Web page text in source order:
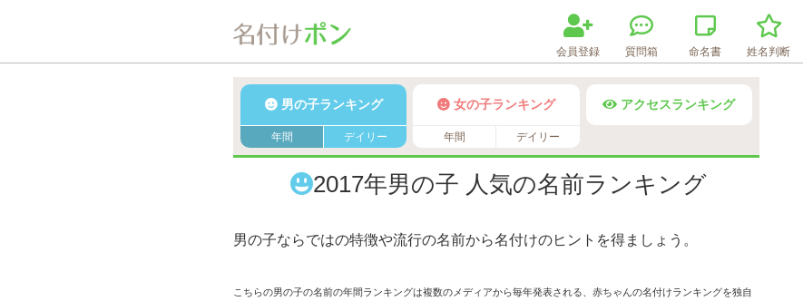
会員登録 質問箱 命名書 姓名判断
男の子ランキング
年間 デイリー
女の子ランキング
年間 デイリー
アクセスランキング
2017年男の子 人気の名前ランキング
男の子ならではの特徴や流行の名前から名付けのヒントを得ましょう。
こちらの男の子の名前の年間ランキングは複数のメディアから毎年発表される、赤ちゃんの名付けランキングを独自